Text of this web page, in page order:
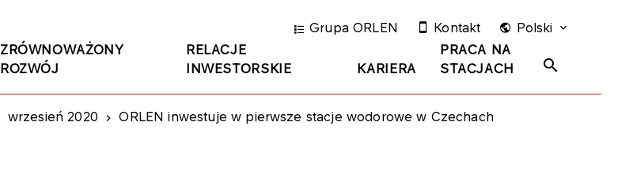
ZRÓWNOWAŻONY
ROZWÓJ
RELACJE
INWESTORSKIE
KARIERA
PRACA NA
STACJACH
Grupa ORLEN Kontakt Polski
wrzesień 2020 ORLEN inwestuje w pierwsze stacje wodorowe w Czechach